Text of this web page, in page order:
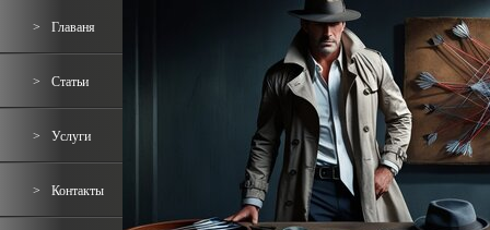
Главаня
Статьи
Услуги
Контакты